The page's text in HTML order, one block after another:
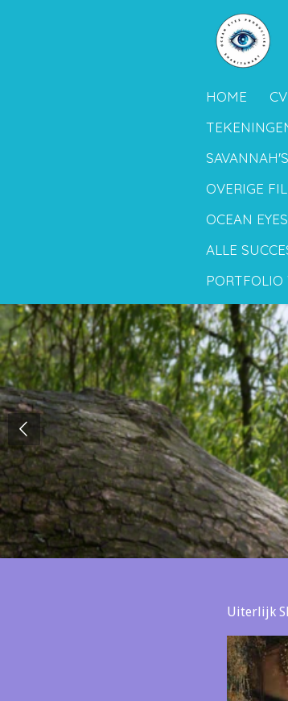
HOME CV
OVERIGE
OCEAN
ALLE
PORTFOLIO
Uiterlijk